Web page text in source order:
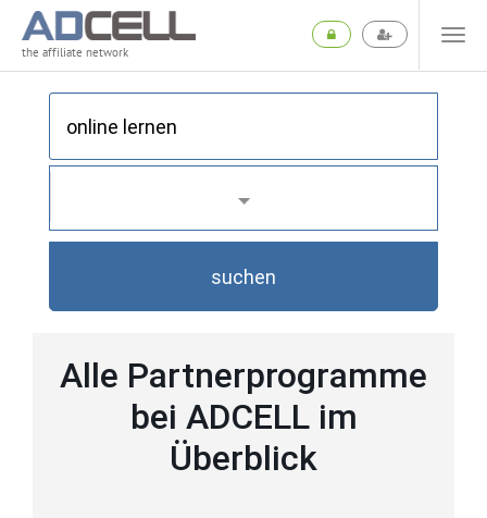
the affiliate network
suchen
Alle Partnerprogramme
bei ADCELL im
Überblick